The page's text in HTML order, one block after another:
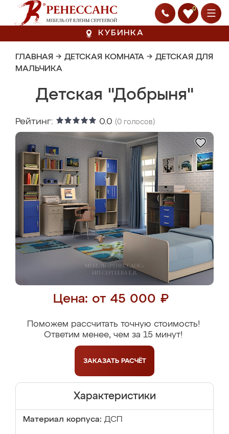
0
КУБИНКА
ГЛАВНАЯ → ДЕТСКАЯ КОМНАТА → ДЕТСКАЯ ДЛЯ
МАЛЬЧИКА
Детская "Добрыня"
Рейтинг: 0.0 (0 голосов)
Цена: от 45 000 ₽
Поможем рассчитать точную стоимость!
Ответим менее, чем за 15 минут!
ЗАКАЗАТЬ РАСЧЁТ
Характеристики
Материал корпуса: ДСП